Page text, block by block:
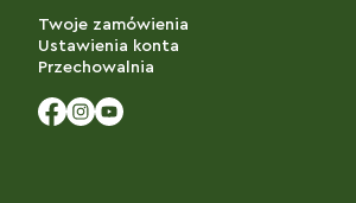
Twoje zamówienia
Ustawienia konta
Przechowalnia
Facebook
Instagram
YouTube